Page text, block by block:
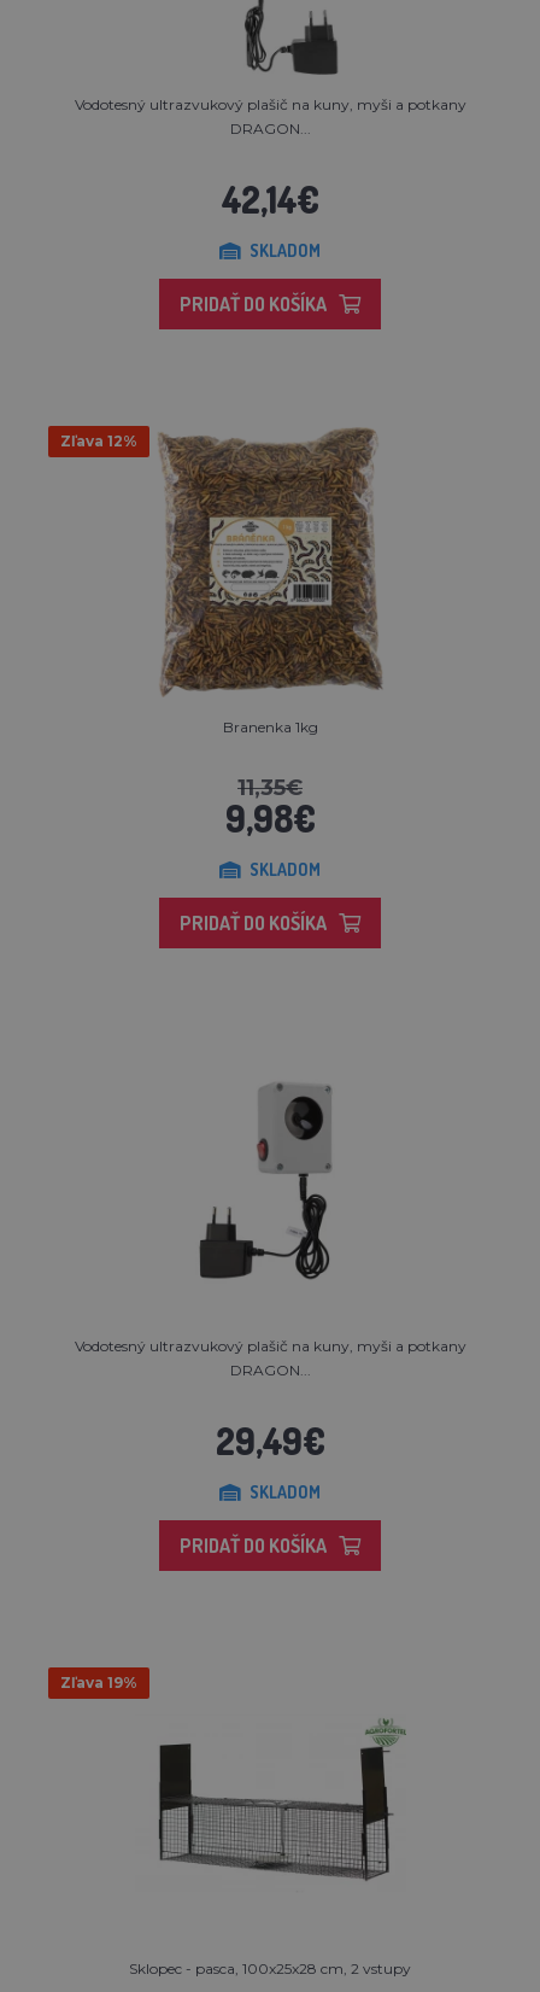
Vodotesný ultrazvukový plašič na kuny, myši a potkany
DRAGON...
42,14€
SKLADOM
PRIDAŤ DO KOŠÍKA
Zľava 12%
Branenka 1kg
11,35€
9,98€
SKLADOM
PRIDAŤ DO KOŠÍKA
Vodotesný ultrazvukový plašič na kuny, myši a potkany
DRAGON...
29,49€
SKLADOM
PRIDAŤ DO KOŠÍKA
Zľava 19%
Sklopec - pasca, 100x25x28 cm, 2 vstupy